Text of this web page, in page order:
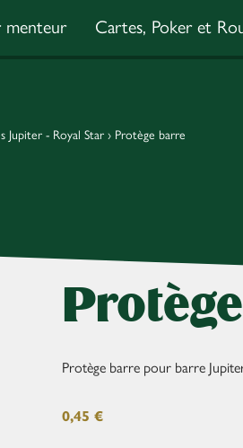
menteur Cartes, Poker et
Jupiter - Royal Star › Protège barre
Protège barre pour barre
0,45€